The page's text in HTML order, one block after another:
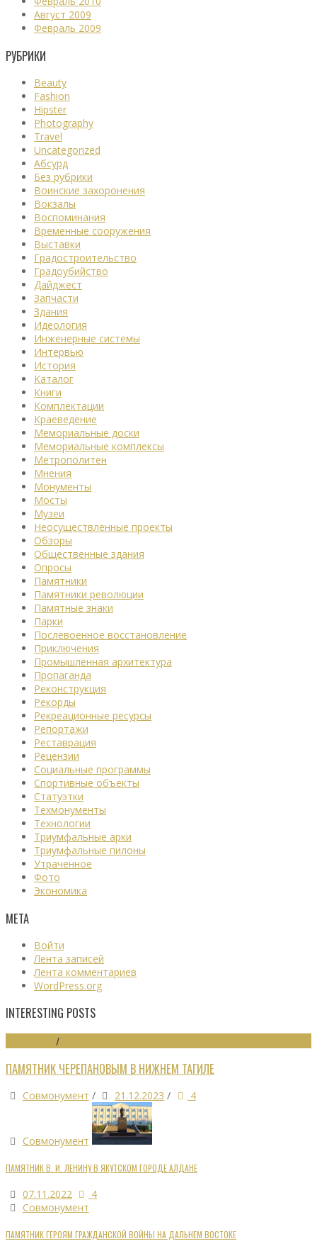
Август 2009
Февраль 2009
РУБРИКИ
Beauty
Fashion
Hipster
Photography
Travel
Uncategorized
Абсурд
Без рубрики
Воинские захоронения
Вокзалы
Воспоминания
Временные сооружения
Выставки
Градостроительство
Градоубийство
Дайджест
Запчасти
Здания
Идеология
Инженерные системы
Интервью
История
Каталог
Книги
Комплектации
Краеведение
Мемориальные доски
Мемориальные комплексы
Метрополитен
Мнения
Монументы
Мосты
Музеи
Неосуществлённые проекты
Обзоры
Общественные здания
Опросы
Памятники
Памятники революции
Памятные знаки
Парки
Послевоенное восстановление
Приключения
Промышленная архитектура
Пропаганда
Реконструкция
Рекорды
Рекреационные ресурсы
Репортажи
Реставрация
Рецензии
Социальные программы
Спортивные объекты
Статуэтки
Техмонументы
Технологии
Триумфальные арки
Триумфальные пилоны
Утраченное
Фото
Экономика
МЕТА
Войти
Лента записей
Лента комментариев
WordPress.org
INTERESTING POSTS
/
ПАМЯТНИК ЧЕРЕПАНОВЫМ В НИЖНЕМ ТАГИЛЕ
Совмонумент / 21.12.2023 / 4
Совмонумент
ПАМЯТНИК В. И. ЛЕНИНУ В ЯКУТСКОМ ГОРОДЕ АЛДАНЕ
07.11.2022
4
Совмонумент
ПАМЯТНИК ГЕРОЯМ ГРАЖДАНСКОЙ ВОЙНЫ НА ДАЛЬНЕМ ВОСТОКЕ